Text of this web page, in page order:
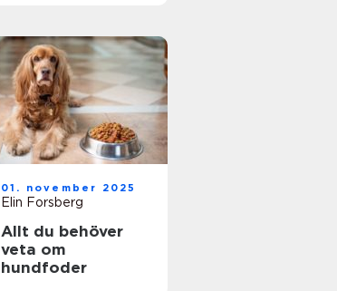
01. november 2025
Elin Forsberg
Allt du behöver
veta om
hundfoder